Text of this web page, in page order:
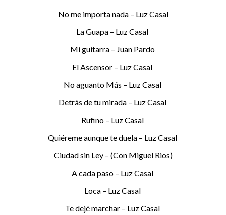
No me importa nada – Luz Casal
La Guapa – Luz Casal
Mi guitarra – Juan Pardo
El Ascensor – Luz Casal
No aguanto Más – Luz Casal
Detrás de tu mirada – Luz Casal
Rufino – Luz Casal
Quiéreme aunque te duela – Luz Casal
Ciudad sin Ley – (Con Miguel Rios)
A cada paso – Luz Casal
Loca – Luz Casal
Te dejé marchar – Luz Casal